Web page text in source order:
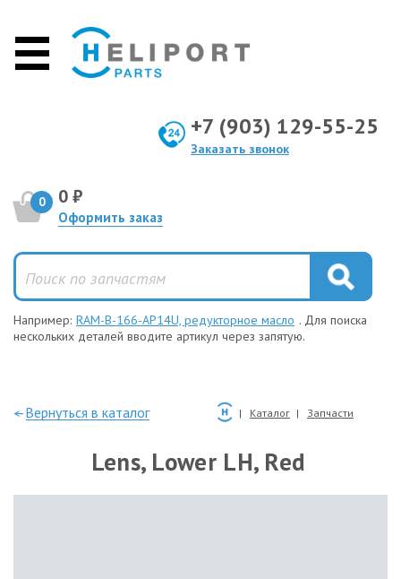
+7 (903) 129-55-25
Заказать звонок
0 0 ₽
Оформить заказ
Например: RAM-B-166-AP14U, редукторное масло . Для поиска
нескольких деталей вводите артикул через запятую.
—Вернуться в каталог Каталог Запчасти
Lens, Lower LH, Red